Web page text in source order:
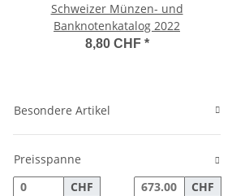
Schweizer Münzen- und
Banknotenkatalog 2022
8,80 CHF *
Besondere Artikel
Preisspanne
CHF
CHF